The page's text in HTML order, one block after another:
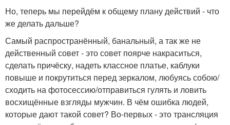
Но, теперь мы перейдём к общему плану действий - что
же делать дальше?
Самый распространённый, банальный, а так же не
действенный совет - это совет поярче накраситься,
сделать причёску, надеть классное платье, каблуки
повыше и покрутиться перед зеркалом, любуясь собою/
сходить на фотосессию/отправиться гулять и ловить
восхищённые взгляды мужчин. В чём ошибка людей,
которые дают такой совет? Во-первых - это трансляция